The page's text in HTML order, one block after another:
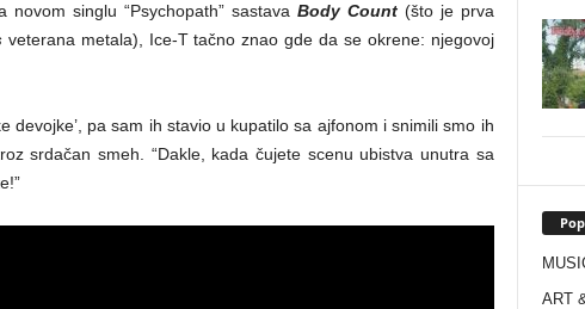
singlu “Psychopath” sastava Body Count (što je prva
veterana metala), Ice-T tačno znao gde da se okrene: njegovoj
devojke’, pa sam ih stavio u kupatilo sa ajfonom i snimili smo ih
srdačan smeh. “Dakle, kada čujete scenu ubistva unutra sa
ART